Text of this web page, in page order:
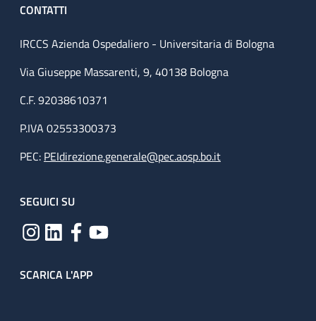
CONTATTI
IRCCS Azienda Ospedaliero - Universitaria di Bologna
Via Giuseppe Massarenti, 9, 40138 Bologna
C.F. 92038610371
P.IVA 02553300373
PEC: PEIdirezione.generale@pec.aosp.bo.it
SEGUICI SU
SCARICA L'APP